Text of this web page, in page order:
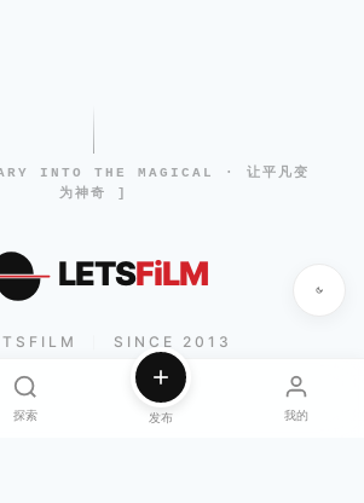
INTO THE MAGICAL · 让平凡变
为神奇 ]
LETSFiLM
SINCE 2013
探索 发布 我的